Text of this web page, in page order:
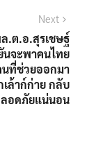
Next
post:
.ต.อ.สุรเชษฐ์
นจะพาคนไทย
นที่ช่วยออกมา
เล้าก์ก่าย กลับ
อดภัยแน่นอน